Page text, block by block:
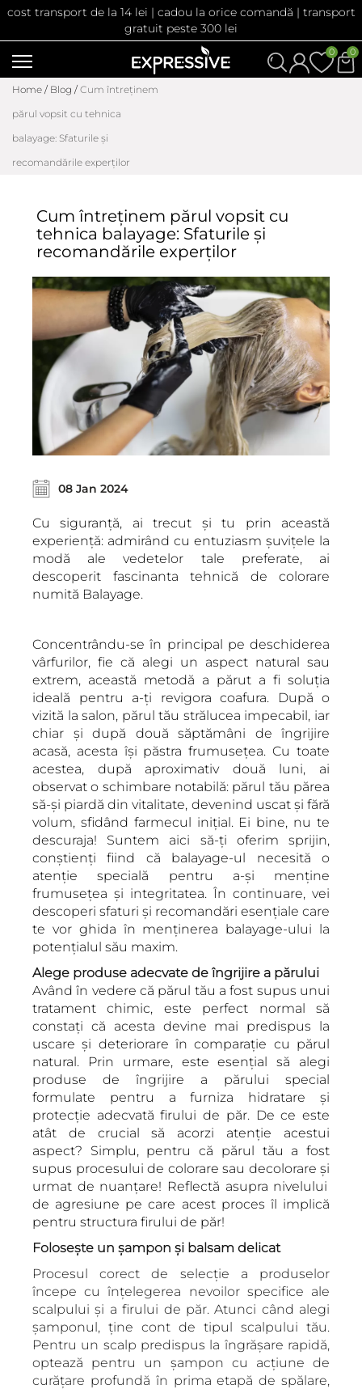
cost transport de la 14 lei | cadou la orice comandă | transport
gratuit peste 300 lei
0
0
Home / Blog / Cum întreținem
părul vopsit cu tehnica
balayage: Sfaturile și
recomandările experților
Cum întreținem părul vopsit cu
tehnica balayage: Sfaturile și
recomandările experților
08 Jan 2024
Cu siguranță, ai trecut și tu prin această
experiență: admirând cu entuziasm șuvițele la
modă ale vedetelor tale preferate, ai
descoperit fascinanta tehnică de colorare
numită Balayage.
Concentrându-se în principal pe deschiderea
vârfurilor, fie că alegi un aspect natural sau
extrem, această metodă a părut a fi soluția
ideală pentru a-ți revigora coafura. După o
vizită la salon, părul tău strălucea impecabil, iar
chiar și după două săptămâni de îngrijire
acasă, acesta își păstra frumusețea. Cu toate
acestea, după aproximativ două luni, ai
observat o schimbare notabilă: părul tău părea
să-și piardă din vitalitate, devenind uscat și fără
volum, sfidând farmecul inițial. Ei bine, nu te
descuraja! Suntem aici să-ți oferim sprijin,
conștienți fiind că balayage-ul necesită o
atenție specială pentru a-și menține
frumusețea și integritatea. În continuare, vei
descoperi sfaturi și recomandări esențiale care
te vor ghida în menținerea balayage-ului la
potențialul său maxim.
Alege produse adecvate de îngrijire a părului
Având în vedere că părul tău a fost supus unui
tratament chimic, este perfect normal să
constați că acesta devine mai predispus la
uscare și deteriorare în comparație cu părul
natural. Prin urmare, este esențial să alegi
produse de îngrijire a părului special
formulate pentru a furniza hidratare și
protecție adecvată firului de păr. De ce este
atât de crucial să acorzi atenție acestui
aspect? Simplu, pentru că părul tău a fost
supus procesului de colorare sau decolorare și
urmat de nuanțare! Reflectă asupra nivelului
de agresiune pe care acest proces îl implică
pentru structura firului de păr!
Folosește un șampon și balsam delicat
Procesul corect de selecție a produselor
începe cu înțelegerea nevoilor specifice ale
scalpului și a firului de păr. Atunci când alegi
șamponul, ține cont de tipul scalpului tău.
Pentru un scalp predispus la îngrășare rapidă,
optează pentru un șampon cu acțiune de
curățare profundă în prima etapă de spălare,